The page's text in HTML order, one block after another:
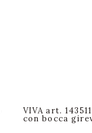
VIVA art.
con bocca